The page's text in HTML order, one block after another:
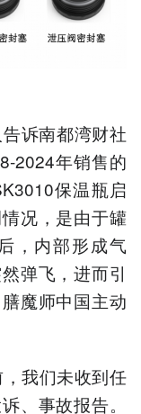
诉南都湾财社
2024年销售的
保温瓶启
况，是由于罐
，内部形成气
弹飞，进而引
魔师中国主动
我们未收到任
、事故报告。